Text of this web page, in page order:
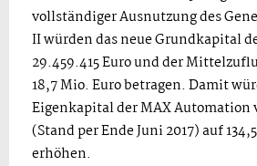
vollständiger Ausnutzung des
II würden das neue Grundkapital
29.459.415 Euro und der
18,7 Mio. Euro betragen. Damit
Eigenkapital der MAX Automation
(Stand per Ende Juni 2017) auf
erhöhen.